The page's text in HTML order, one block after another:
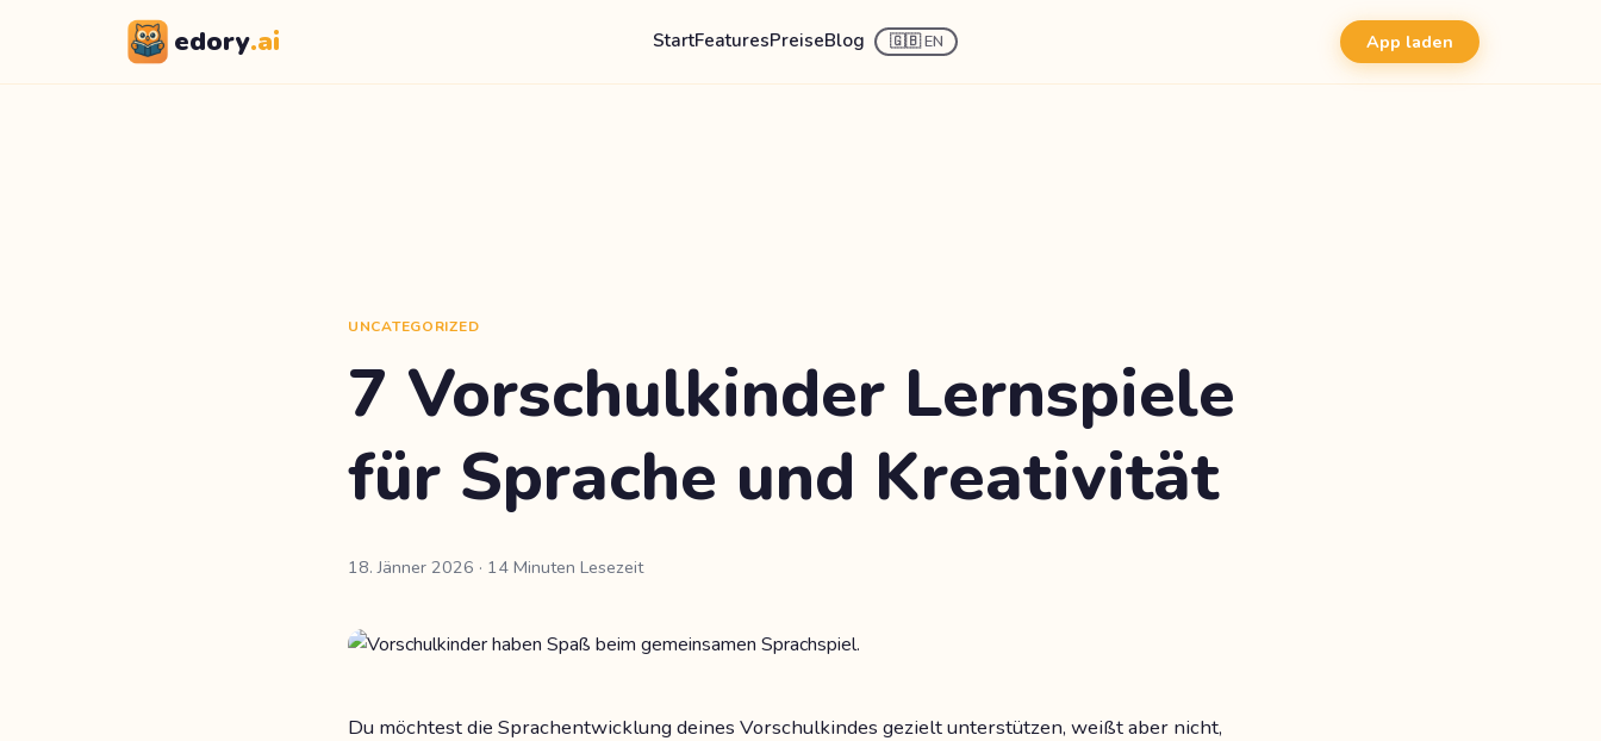
edory.ai StartFeaturesPreiseBlog 🇬🇧 EN App laden
UNCATEGORIZED
7 Vorschulkinder Lernspiele
für Sprache und Kreativität
18. Jänner 2026 · 14 Minuten Lesezeit
Du möchtest die Sprachentwicklung deines Vorschulkindes gezielt unterstützen, weißt aber nicht,